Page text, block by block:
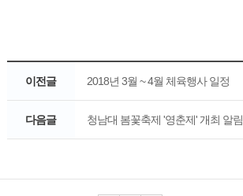
이전글 2018년 3월 ~ 4월 체육행사 일정
다음글 청남대 봄꽃축제 '영춘제' 개최 알림